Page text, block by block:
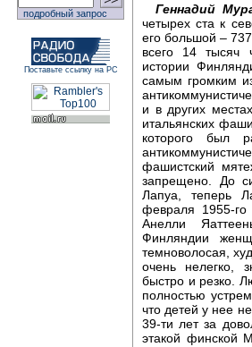
подробный запрос
Поставьте ссылку на РС
Геннадий
четырех ста к
его большой –
всего 14 тысяч
истории
самым громким
и в других
итальянских
которого был
фашистский
запрещено. До
Лапуа, теперь
февраля 1955-
Анелли
Финляндии
темноволосая,
очень нелегко,
быстро и резко.
полностью
что детей у нее
39-ти лет за
этакой финской